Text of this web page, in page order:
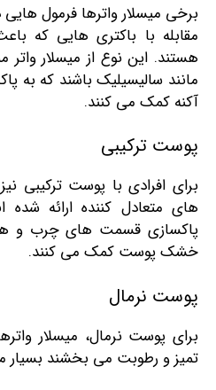
برخی میسلار واترها فرمول‌
مقابله با باکتری‌ هایی که
هستند. این نوع از میسلار
مانند سالیسیلیک باشند که به
آکنه کمک می‌ کنند.
پوست ترکیبی
برای افرادی با پوست ترکیبی
های متعادل کننده ارائه
پاکسازی قسمت‌ های چرب و
خشک پوست کمک می‌ کنند.
پوست نرمال
برای پوست نرمال، میسلار
تمیز و رطوبت می ‌بخشند